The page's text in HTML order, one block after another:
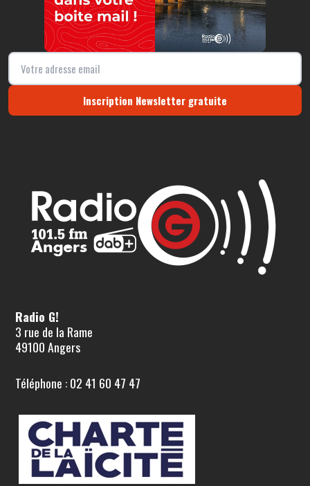
Inscription Newsletter gratuite
Radio G!
3 rue de la Rame
49100 Angers
Téléphone : 02 41 60 47 47